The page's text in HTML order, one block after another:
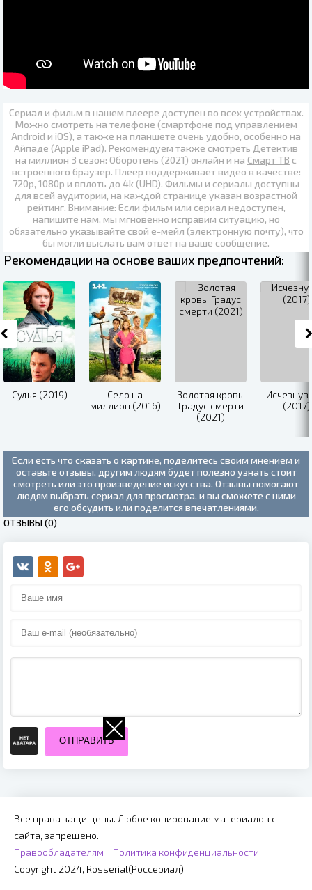
Сериал и фильм в нашем плеере доступен во всех устройствах.
Можно смотреть на телефоне (смартфоне под управлением
Android и iOS), а также на планшете очень удобно, особенно на
Айпаде (Apple iPad). Рекомендуем также смотреть Детектив
на миллион 3 сезон: Оборотень (2021) онлайн и на Смарт ТВ с
встроенного браузер. Плеер поддерживает видео в качестве:
720p, 1080p и вплоть до 4k (UHD). Фильмы и сериалы доступны
для всей аудитории, на каждой странице указан возрастной
рейтинг. Внимание: Если фильм или сериал недоступен,
напишите нам, мы мгновенно исправим ситуацию, но
обязательно указывайте свой е-мейл (электронную почту), что
бы могли выслать вам ответ на ваше сообщение.
Рекомендации на основе ваших предпочтений:
Судья (2019)
Село на
миллион (2016)
Золотая кровь:
Градус смерти
(2021)
(2017)
Если есть что сказать о картине, поделитесь своим мнением и
оставьте отзывы, другим людям будет полезно узнать стоит
смотреть или это произведение искусства. Отзывы помогают
людям выбрать сериал для просмотра, и вы сможете с ними
его обсудить или поделится впечатлениями.
ОТЗЫВЫ (0)
ОТПРАВИТЬ
Все права защищены. Любое копирование материалов с
сайта, запрещено.
Правообладателям
Политика конфиденциальности
Copyright 2024, Rosserial(Россериал).